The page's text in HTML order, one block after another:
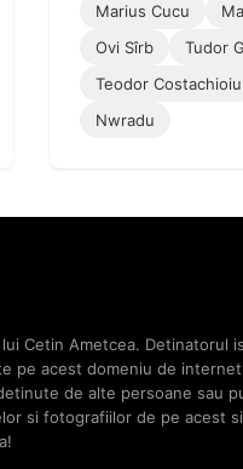
Marius Cucu
Ovi Sîrb
Tudor
Teodor Costachioiu
Nwradu
Cetin Ametcea. Detinatorul
pe acest domeniu de
de alte persoane sau
si fotografiilor de pe acest